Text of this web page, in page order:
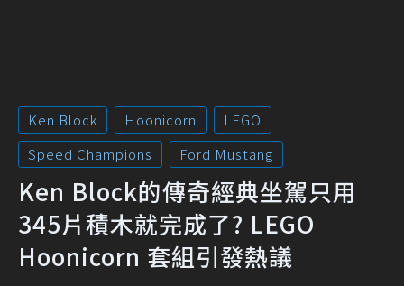
Ken Block Hoonicorn
LEGO
Speed Champions
Ford Mustang
Ken Block的傳奇經典坐駕只用
345片積木就完成了? LEGO
Hoonicorn 套組引發熱議